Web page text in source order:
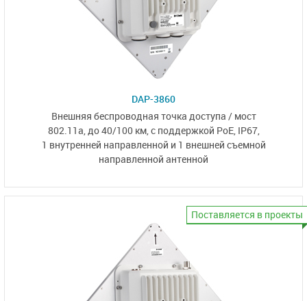
DAP-3860
Внешняя беспроводная точка доступа / мост
802.11a, до 40/100 км,с поддержкой PoE, IP67,
1 внутренней направленной и 1 внешней съемной
направленной антенной
Поставляется в проекты